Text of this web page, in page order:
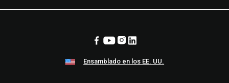
Ensamblado en los EE. UU.